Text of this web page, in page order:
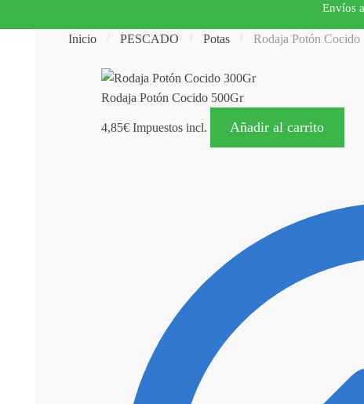
Envíos
Inicio / PESCADO / Potas / Rodaja Potón Cocido
Rodaja Potón Cocido 500Gr
4,85€Impuestos incl. Añadir al carrito